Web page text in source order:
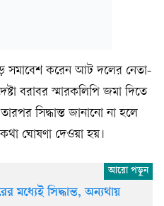
সমাবেশ করেন আট দলের নেতা-
বরাবর স্মারকলিপি জমা দিতে
সিদ্ধান্ত জানানো না হলে
ঘোষণা দেওয়া হয়।
মধ্যেই সিদ্ধান্ত, অন্যথায়